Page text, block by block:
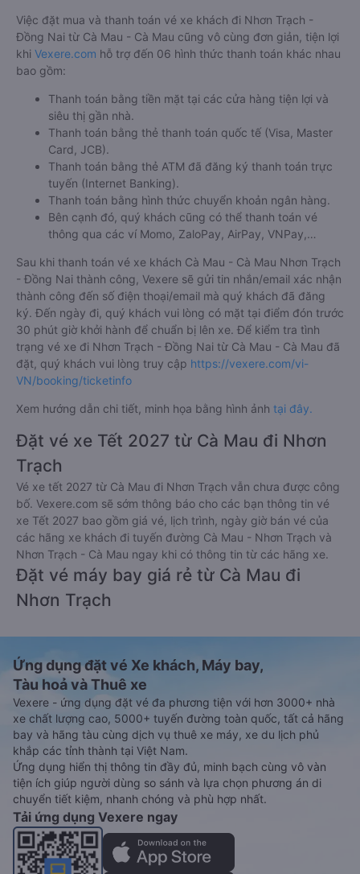
Việc đặt mua và thanh toán vé xe khách đi Nhơn Trạch -
Đồng Nai từ Cà Mau - Cà Mau cũng vô cùng đơn giản, tiện lợi
khi Vexere.com hỗ trợ đến 06 hình thức thanh toán khác nhau
bao gồm:
Thanh toán bằng tiền mặt tại các cửa hàng tiện lợi và
siêu thị gần nhà.
Thanh toán bằng thẻ thanh toán quốc tế (Visa, Master
Card, JCB).
Thanh toán bằng thẻ ATM đã đăng ký thanh toán trực
tuyến (Internet Banking).
Thanh toán bằng hình thức chuyển khoản ngân hàng.
Bên cạnh đó, quý khách cũng có thể thanh toán vé
thông qua các ví Momo, ZaloPay, AirPay, VNPay,…
Sau khi thanh toán vé xe khách Cà Mau - Cà Mau Nhơn Trạch
- Đồng Nai thành công, Vexere sẽ gửi tin nhắn/email xác nhận
thành công đến số điện thoại/email mà quý khách đã đăng
ký. Đến ngày đi, quý khách vui lòng có mặt tại điểm đón trước
30 phút giờ khởi hành để chuẩn bị lên xe. Để kiểm tra tình
trạng vé xe đi Nhơn Trạch - Đồng Nai từ Cà Mau - Cà Mau đã
đặt, quý khách vui lòng truy cập https://vexere.com/vi-
VN/booking/ticketinfo
Xem hướng dẫn chi tiết, minh họa bằng hình ảnh tại đây.
Đặt vé xe Tết 2027 từ Cà Mau đi Nhơn
Trạch
Vé xe tết 2027 từ Cà Mau đi Nhơn Trạch vẫn chưa được công
bố. Vexere.com sẽ sớm thông báo cho các bạn thông tin vé
xe Tết 2027 bao gồm giá vé, lịch trình, ngày giờ bán vé của
các hãng xe khách đi tuyến đường Cà Mau - Nhơn Trạch và
Nhơn Trạch - Cà Mau ngay khi có thông tin từ các hãng xe.
Đặt vé máy bay giá rẻ từ Cà Mau đi
Nhơn Trạch
Ứng dụng đặt vé Xe khách, Máy bay,
Tàu hoả và Thuê xe
Vexere - ứng dụng đặt vé đa phương tiện với hơn 3000+ nhà
xe chất lượng cao, 5000+ tuyến đường toàn quốc, tất cả hãng
bay và hãng tàu cùng dịch vụ thuê xe máy, xe du lịch phủ
khắp các tỉnh thành tại Việt Nam.
Ứng dụng hiển thị thông tin đầy đủ, minh bạch cùng vô vàn
tiện ích giúp người dùng so sánh và lựa chọn phương án di
chuyển tiết kiệm, nhanh chóng và phù hợp nhất.
Tải ứng dụng Vexere ngay